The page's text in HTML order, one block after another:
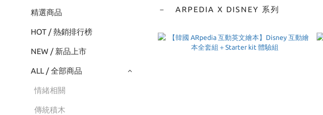
精選商品
HOT / 熱銷排行榜
NEW / 新品上市
ALL / 全部商品
情緒相關
傳統積木
－ ARPEDIA X DISNEY 系列